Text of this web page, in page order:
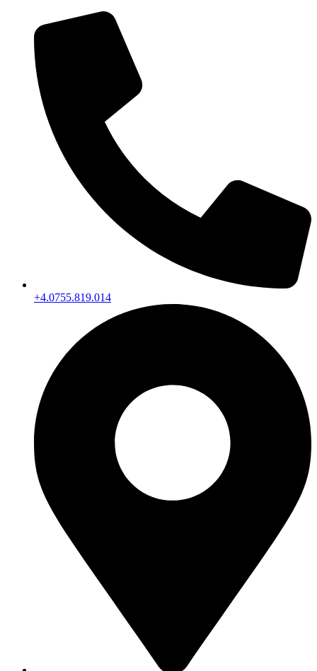
+4.0755.819.014